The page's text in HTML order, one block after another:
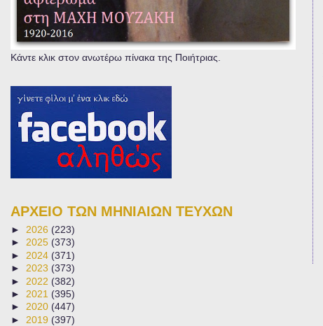
Κάντε κλικ στον ανωτέρω πίνακα της Ποιήτριας.
ΑΡΧΕΙΟ ΤΩΝ ΜΗΝΙΑΙΩΝ ΤΕΥΧΩΝ
► 2026 (223)
► 2025 (373)
► 2024 (371)
► 2023 (373)
► 2022 (382)
► 2021 (395)
► 2020 (447)
► 2019 (397)